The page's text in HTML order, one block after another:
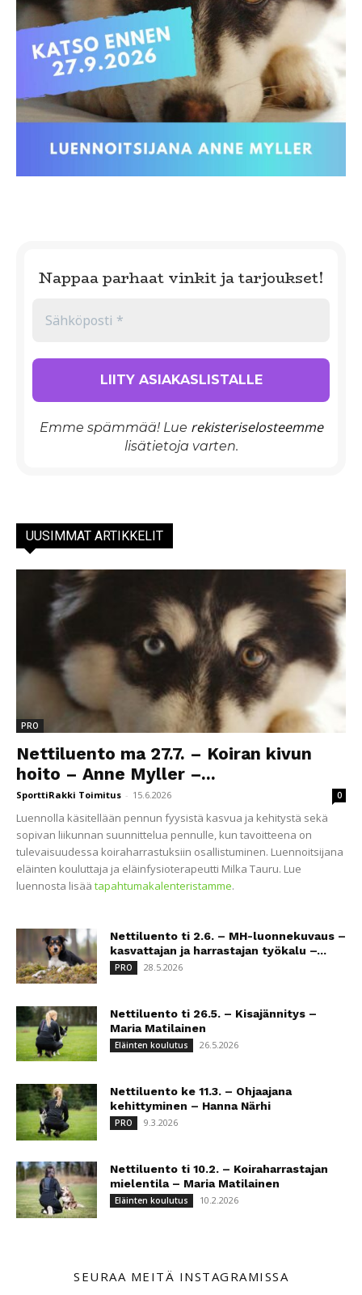
Nappaa parhaat vinkit ja tarjoukset!
Emme spämmää! Lue rekisteriselosteemme
lisätietoja varten.
UUSIMMAT ARTIKKELIT
PRO
Nettiluento ma 27.7. – Koiran kivun
hoito – Anne Myller –...
SporttiRakki Toimitus - 15.6.2026 0
Luennolla käsitellään pennun fyysistä kasvua ja kehitystä sekä
sopivan liikunnan suunnittelua pennulle, kun tavoitteena on
tulevaisuudessa koiraharrastuksiin osallistuminen. Luennoitsijana
eläinten kouluttaja ja eläinfysioterapeutti Milka Tauru. Lue
luennosta lisää tapahtumakalenteristamme.
Nettiluento ti 2.6. – MH-luonnekuvaus –
kasvattajan ja harrastajan työkalu –...
PRO 28.5.2026
Nettiluento ti 26.5. – Kisajännitys –
Maria Matilainen
Eläinten koulutus 26.5.2026
Nettiluento ke 11.3. – Ohjaajana
kehittyminen – Hanna Närhi
PRO 9.3.2026
Nettiluento ti 10.2. – Koiraharrastajan
mielentila – Maria Matilainen
Eläinten koulutus 10.2.2026
SEURAA MEITÄ INSTAGRAMISSA